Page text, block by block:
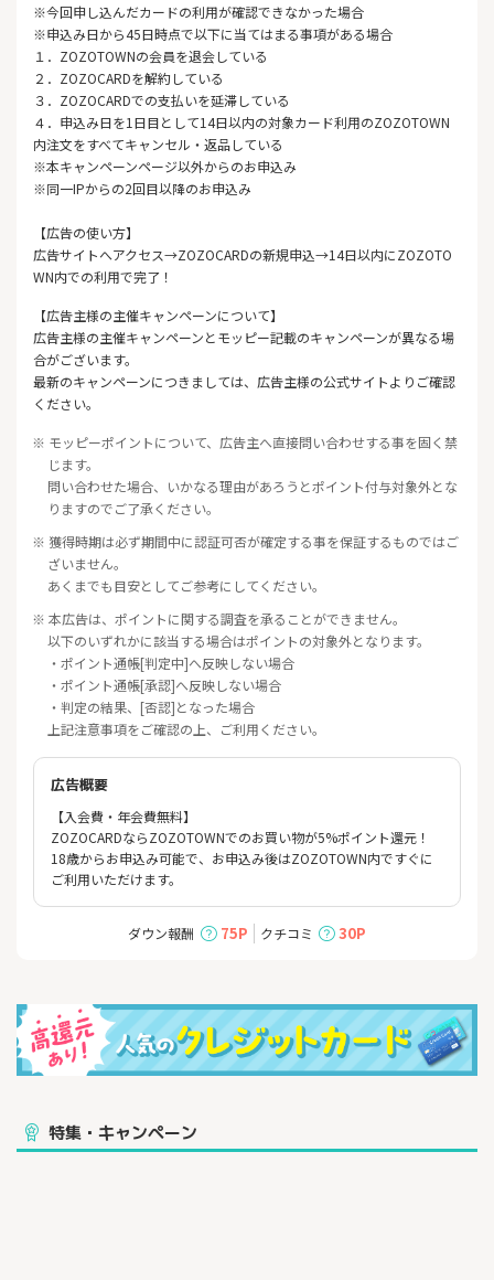
※今回申し込んだカードの利用が確認できなかった場合
※申込み日から45日時点で以下に当てはまる事項がある場合
１．ZOZOTOWNの会員を退会している
２．ZOZOCARDを解約している
３．ZOZOCARDでの支払いを延滞している
４．申込み日を1日目として14日以内の対象カード利用のZOZOTOWN
内注文をすべてキャンセル・返品している
※本キャンペーンページ以外からのお申込み
※同一IPからの2回目以降のお申込み
【広告の使い方】
広告サイトへアクセス→ZOZOCARDの新規申込→14日以内にZOZOTO
WN内での利用で完了！
【広告主様の主催キャンペーンについて】
広告主様の主催キャンペーンとモッピー記載のキャンペーンが異なる場
合がございます。
最新のキャンペーンにつきましては、広告主様の公式サイトよりご確認
ください。
※ モッピーポイントについて、広告主へ直接問い合わせする事を固く禁
じます。
問い合わせた場合、いかなる理由があろうとポイント付与対象外とな
りますのでご了承ください。
※ 獲得時期は必ず期間中に認証可否が確定する事を保証するものではご
ざいません。
あくまでも目安としてご参考にしてください。
※ 本広告は、ポイントに関する調査を承ることができません。
以下のいずれかに該当する場合はポイントの対象外となります。
・ポイント通帳[判定中]へ反映しない場合
・ポイント通帳[承認]へ反映しない場合
・判定の結果、[否認]となった場合
上記注意事項をご確認の上、ご利用ください。
広告概要
【入会費・年会費無料】
ZOZOCARDならZOZOTOWNでのお買い物が5%ポイント還元！
18歳からお申込み可能で、お申込み後はZOZOTOWN内ですぐに
ご利用いただけます。
ダウン報酬 75P クチコミ 30P
特集・キャンペーン